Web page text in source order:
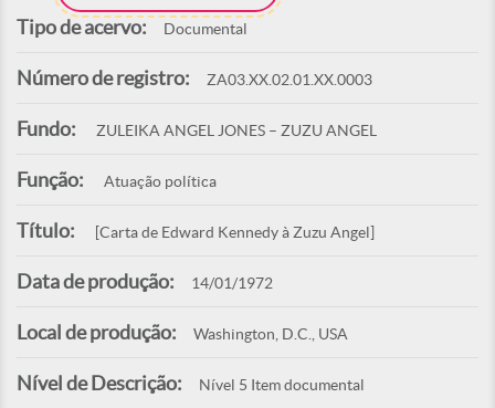
Tipo de acervo: Documental
Número de registro: ZA03.XX.02.01.XX.0003
Fundo: ZULEIKA ANGEL JONES – ZUZU ANGEL
Função: Atuação política
Título: [Carta de Edward Kennedy à Zuzu Angel]
Data de produção: 14/01/1972
Local de produção: Washington, D.C., USA
Nível de Descrição: Nível 5 Item documental